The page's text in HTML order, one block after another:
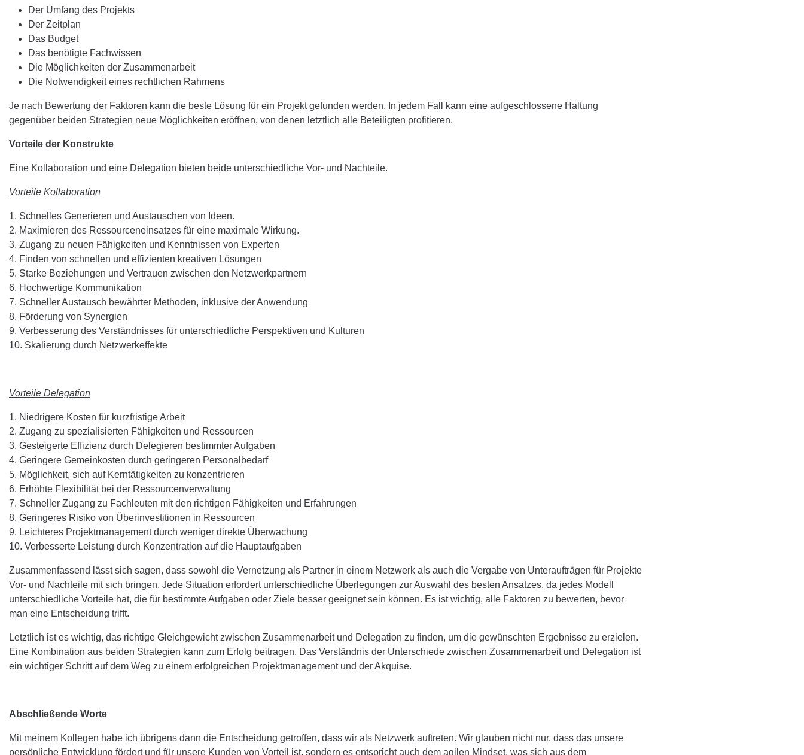
Der Umfang des Projekts
Der Zeitplan
Das Budget
Das benötigte Fachwissen
Die Möglichkeiten der Zusammenarbeit
Die Notwendigkeit eines rechtlichen Rahmens
Je nach Bewertung der Faktoren kann die beste Lösung für ein Projekt gefunden werden. In jedem Fall kann eine aufgeschlossene Haltung
gegenüber beiden Strategien neue Möglichkeiten eröffnen, von denen letztlich alle Beteiligten profitieren.
Vorteile der Konstrukte
Eine Kollaboration und eine Delegation bieten beide unterschiedliche Vor- und Nachteile.
Vorteile Kollaboration
1. Schnelles Generieren und Austauschen von Ideen.
2. Maximieren des Ressourceneinsatzes für eine maximale Wirkung.
3. Zugang zu neuen Fähigkeiten und Kenntnissen von Experten
4. Finden von schnellen und effizienten kreativen Lösungen
5. Starke Beziehungen und Vertrauen zwischen den Netzwerkpartnern
6. Hochwertige Kommunikation
7. Schneller Austausch bewährter Methoden, inklusive der Anwendung
8. Förderung von Synergien
9. Verbesserung des Verständnisses für unterschiedliche Perspektiven und Kulturen
10. Skalierung durch Netzwerkeffekte
Vorteile Delegation
1. Niedrigere Kosten für kurzfristige Arbeit
2. Zugang zu spezialisierten Fähigkeiten und Ressourcen
3. Gesteigerte Effizienz durch Delegieren bestimmter Aufgaben
4. Geringere Gemeinkosten durch geringeren Personalbedarf
5. Möglichkeit, sich auf Kerntätigkeiten zu konzentrieren
6. Erhöhte Flexibilität bei der Ressourcenverwaltung
7. Schneller Zugang zu Fachleuten mit den richtigen Fähigkeiten und Erfahrungen
8. Geringeres Risiko von Überinvestitionen in Ressourcen
9. Leichteres Projektmanagement durch weniger direkte Überwachung
10. Verbesserte Leistung durch Konzentration auf die Hauptaufgaben
Zusammenfassend lässt sich sagen, dass sowohl die Vernetzung als Partner in einem Netzwerk als auch die Vergabe von Unteraufträgen für Projekte
Vor- und Nachteile mit sich bringen. Jede Situation erfordert unterschiedliche Überlegungen zur Auswahl des besten Ansatzes, da jedes Modell
unterschiedliche Vorteile hat, die für bestimmte Aufgaben oder Ziele besser geeignet sein können. Es ist wichtig, alle Faktoren zu bewerten, bevor
man eine Entscheidung trifft.
Letztlich ist es wichtig, das richtige Gleichgewicht zwischen Zusammenarbeit und Delegation zu finden, um die gewünschten Ergebnisse zu erzielen.
Eine Kombination aus beiden Strategien kann zum Erfolg beitragen. Das Verständnis der Unterschiede zwischen Zusammenarbeit und Delegation ist
ein wichtiger Schritt auf dem Weg zu einem erfolgreichen Projektmanagement und der Akquise.
Abschließende Worte
Mit meinem Kollegen habe ich übrigens dann die Entscheidung getroffen, dass wir als Netzwerk auftreten. Wir glauben nicht nur, dass das unsere
persönliche Entwicklung fördert und für unsere Kunden von Vorteil ist, sondern es entspricht auch dem agilen Mindset, was sich aus dem